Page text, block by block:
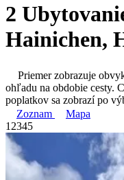
2
Hainichen,
Priemer zobrazuje
ohľadu na obdobie cesty.
poplatkov sa zobrazí po
Zoznam
Mapa
1 2345